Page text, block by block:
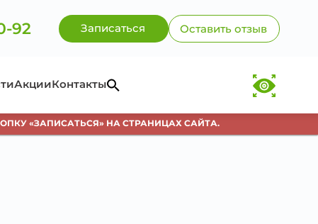
92 Записаться Оставить отзыв
АкцииКонтакты
НА СТРАНИЦАХ САЙТА.